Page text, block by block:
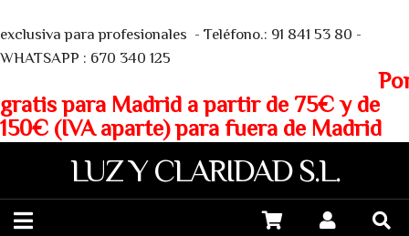
exclusiva para profesionales - Teléfono.: 91 841 53 80 -
WHATSAPP : 670 340 125
gratis para Madrid a partir de 75€ y de
150€ (IVA aparte) para fuera de Madrid
LUZ Y CLARIDAD S.L.